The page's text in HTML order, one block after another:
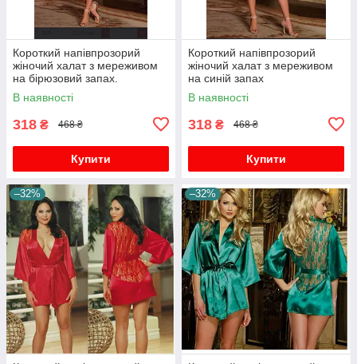
Короткий напівпрозорий
жіночий халат з мереживом
на бірюзовий запах.
В наявності
318 ₴ 468 ₴
Купити
Короткий напівпрозорий
жіночий халат з мереживом
на синій запах
В наявності
318 ₴ 468 ₴
Купити
–32% –32%